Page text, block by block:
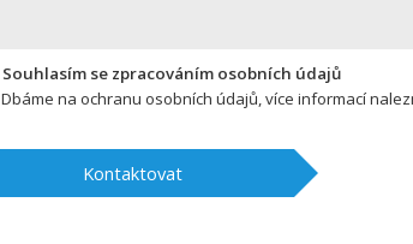
Souhlasím se zpracováním osobních údajů
Dbáme na ochranu osobních údajů, více informací
Kontaktovat